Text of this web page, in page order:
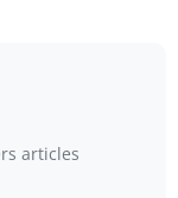
articles